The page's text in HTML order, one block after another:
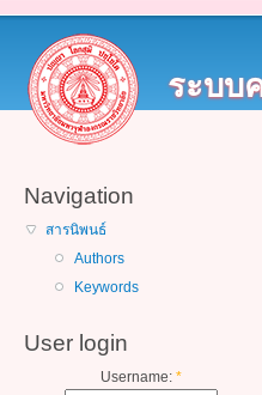
ระบบ
Navigation
สารนิพนธ์
Authors
Keywords
User login
Username: *